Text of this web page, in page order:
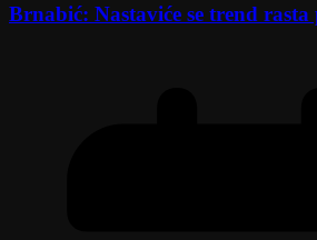
Brnabić: Nastaviće se trend rasta